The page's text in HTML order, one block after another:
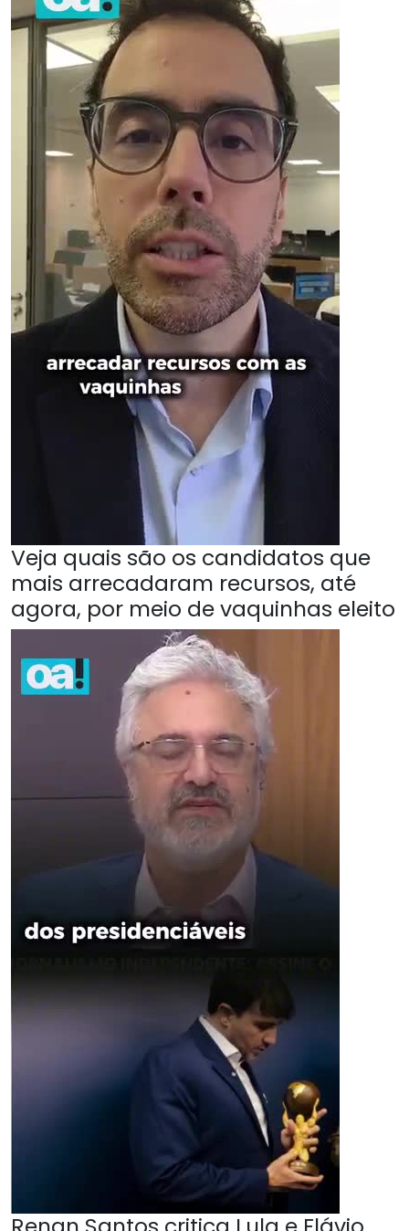
Veja quais são os candidatos que
mais arrecadaram recursos, até
agora, por meio de vaquinhas eleito